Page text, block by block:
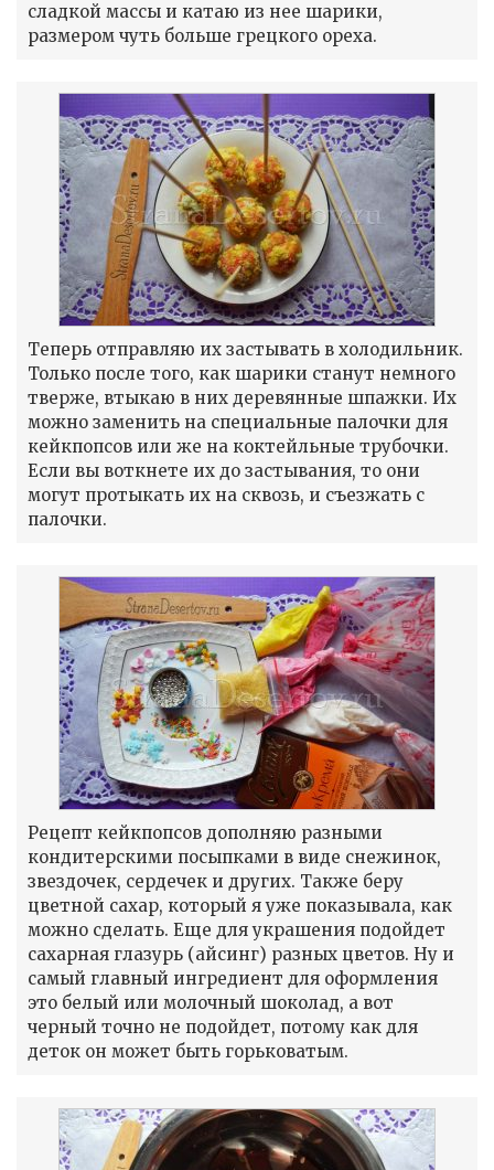
сладкой массы и катаю из нее шарики,
размером чуть больше грецкого ореха.
Теперь отправляю их застывать в холодильник.
Только после того, как шарики станут немного
тверже, втыкаю в них деревянные шпажки. Их
можно заменить на специальные палочки для
кейкпопсов или же на коктейльные трубочки.
Если вы воткнете их до застывания, то они
могут протыкать их на сквозь, и съезжать с
палочки.
Рецепт кейкпопсов дополняю разными
кондитерскими посыпками в виде снежинок,
звездочек, сердечек и других. Также беру
цветной сахар, который я уже показывала, как
можно сделать. Еще для украшения подойдет
сахарная глазурь (айсинг) разных цветов. Ну и
самый главный ингредиент для оформления
это белый или молочный шоколад, а вот
черный точно не подойдет, потому как для
деток он может быть горьковатым.